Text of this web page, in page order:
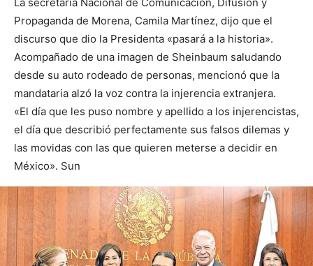
Propaganda de Morena, Camila Martínez, dijo que el
discurso que dio la Presidenta «pasará a la historia».
Acompañado de una imagen de Sheinbaum saludando
desde su auto rodeado de personas, mencionó que la
mandataria alzó la voz contra la injerencia extranjera.
«El día que les puso nombre y apellido a los injerencistas,
el día que describió perfectamente sus falsos dilemas y
las movidas con las que quieren meterse a decidir en
México». Sun